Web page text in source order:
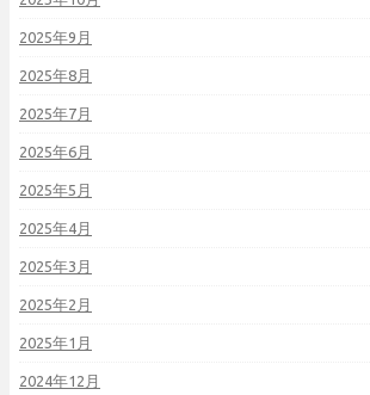
2025年9月
2025年8月
2025年7月
2025年6月
2025年5月
2025年4月
2025年3月
2025年2月
2025年1月
2024年12月